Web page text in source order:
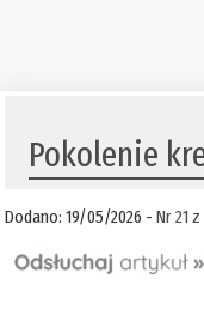
Pokolenie
Dodano: 19/05/2026 -Nr 21